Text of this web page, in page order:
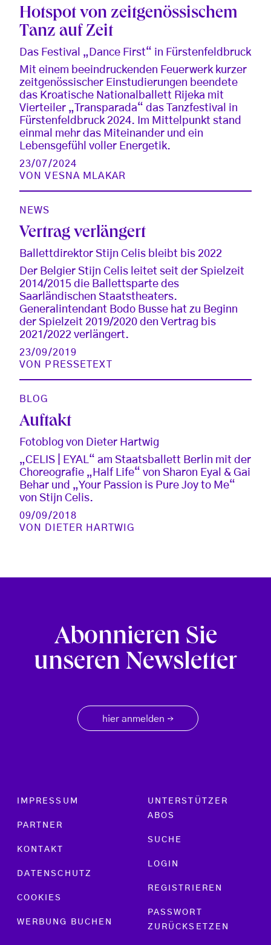
Hotspot von zeitgenössischem
Tanz auf Zeit
Das Festival „Dance First“ in Fürstenfeldbruck
Mit einem beeindruckenden Feuerwerk kurzer
zeitgenössischer Einstudierungen beendete
das Kroatische Nationalballett Rijeka mit
Vierteiler „Transparada“ das Tanzfestival in
Fürstenfeldbruck 2024. Im Mittelpunkt stand
einmal mehr das Miteinander und ein
Lebensgefühl voller Energetik.
23/07/2024
VONVESNA MLAKAR
NEWS
Vertrag verlängert
Ballettdirektor Stijn Celis bleibt bis 2022
Der Belgier Stijn Celis leitet seit der Spielzeit
2014/2015 die Ballettsparte des
Saarländischen Staatstheaters.
Generalintendant Bodo Busse hat zu Beginn
der Spielzeit 2019/2020 den Vertrag bis
2021/2022 verlängert.
23/09/2019
VON
PRESSETEXT
BLOG
Auftakt
Fotoblog von Dieter Hartwig
„CELIS | EYAL“ am Staatsballett Berlin mit der
Choreografie „Half Life“ von Sharon Eyal & Gai
Behar und „Your Passion is Pure Joy to Me“
von Stijn Celis.
09/09/2018
VON
DIETER HARTWIG
Abonnieren Sie
unseren Newsletter
hier anmelden →
Footer menu
IMPRESSUM
PARTNER
KONTAKT
DATENSCHUTZ
COOKIES
WERBUNG BUCHEN
UNTERSTÜTZER
ABOS
SUCHE
LOGIN
REGISTRIEREN
PASSWORT
ZURÜCKSETZEN